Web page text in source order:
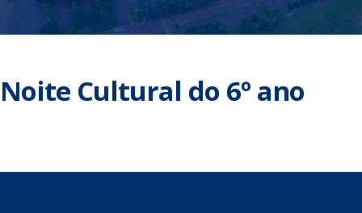
Noite Cultural do 6º ano